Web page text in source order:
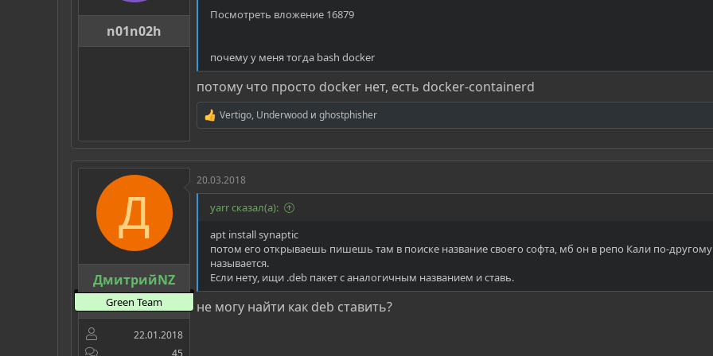
n01n02h
Посмотреть вложение 16879
почему у меня тогда bash docker
потому что просто docker нет, есть docker-containerd
Р
е
а
к
и
и
Vertigo, Underwood и ghostphisher
Д
ДмитрийNZ
Green Team
22.01.2018
20.03.2018
yarr сказал(а):
apt install synaptic
потом его открываешь пишешь там в поиске название своего софта, мб он в репо Кали по-другому
называется.
Если нету, ищи .deb пакет с аналогичным названием и ставь.
не могу найти как deb ставить?